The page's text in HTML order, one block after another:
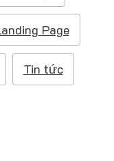
Page
Tin tức